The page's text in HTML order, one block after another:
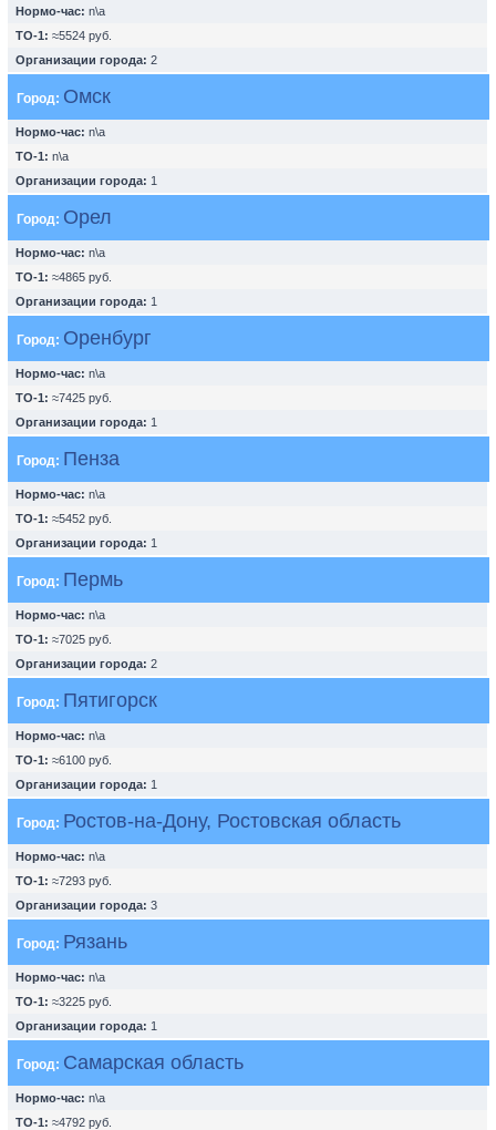
Нормо-час: n\a
ТО-1: ≈5524 руб.
Организации города: 2
Город: Омск
Нормо-час: n\a
ТО-1: n\a
Организации города: 1
Город: Орел
Нормо-час: n\a
ТО-1: ≈4865 руб.
Организации города: 1
Город: Оренбург
Нормо-час: n\a
ТО-1: ≈7425 руб.
Организации города: 1
Город: Пенза
Нормо-час: n\a
ТО-1: ≈5452 руб.
Организации города: 1
Город: Пермь
Нормо-час: n\a
ТО-1: ≈7025 руб.
Организации города: 2
Город: Пятигорск
Нормо-час: n\a
ТО-1: ≈6100 руб.
Организации города: 1
Город: Ростов-на-Дону, Ростовская область
Нормо-час: n\a
ТО-1: ≈7293 руб.
Организации города: 3
Город: Рязань
Нормо-час: n\a
ТО-1: ≈3225 руб.
Организации города: 1
Город: Самарская область
Нормо-час: n\a
ТО-1: ≈4792 руб.